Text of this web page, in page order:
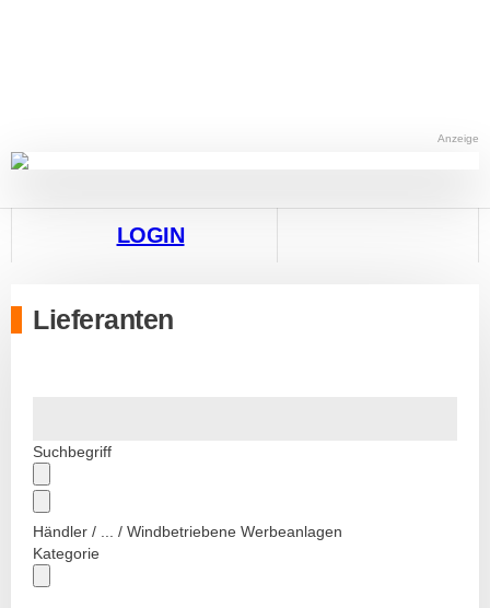
Anzeige
LOGIN
Lieferanten
Suchbegriff
Händler / ... / Windbetriebene Werbeanlagen
Kategorie